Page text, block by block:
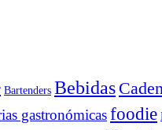
Bartenders Bebidas
gastronómicasfoodie